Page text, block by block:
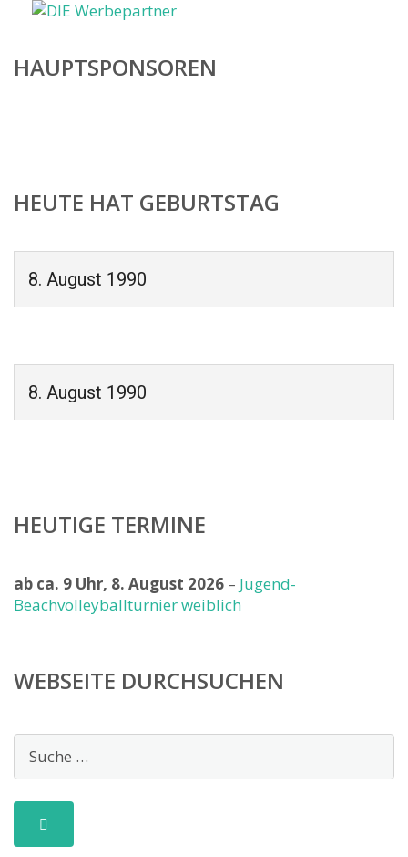
HAUPTSPONSOREN
HEUTE HAT GEBURTSTAG
8. August 1990
8. August 1990
HEUTIGE TERMINE
ab ca. 9 Uhr, 8. August 2026 – Jugend-
Beachvolleyballturnier weiblich
WEBSEITE DURCHSUCHEN